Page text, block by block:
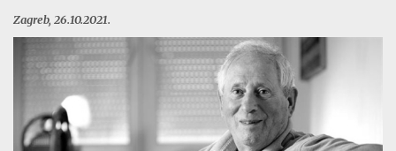
NAŠE PJESME
Zagreb, 26.10.2021.